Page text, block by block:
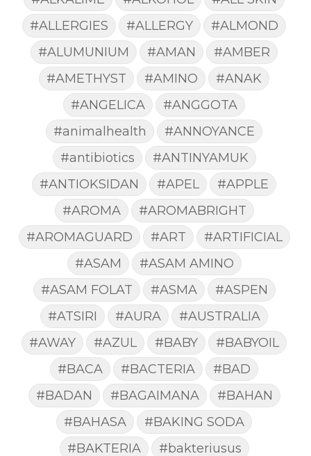
#ALLERGIES
#ALLERGY
#ALMOND
#ALUMUNIUM
#AMAN
#AMBER
#AMETHYST
#AMINO
#ANAK
#ANGELICA
#ANGGOTA
#animalhealth
#ANNOYANCE
#antibiotics
#ANTINYAMUK
#ANTIOKSIDAN
#APEL
#APPLE
#AROMA
#AROMABRIGHT
#AROMAGUARD
#ART
#ARTIFICIAL
#ASAM
#ASAM AMINO
#ASAM FOLAT
#ASMA
#ASPEN
#ATSIRI
#AURA
#AUSTRALIA
#AWAY
#AZUL #BABY
#BABYOIL
#BACA
#BACTERIA
#BAD
#BADAN
#BAGAIMANA
#BAHAN
#BAHASA
#BAKING SODA
#BAKTERIA
#bakteriusus